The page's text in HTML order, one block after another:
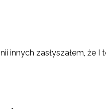
innych zasłyszałem,